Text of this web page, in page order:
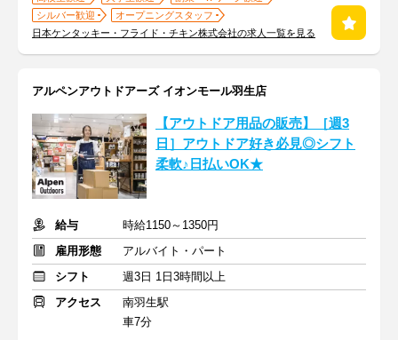
シルバー歓迎
オープニングスタッフ
日本ケンタッキー・フライド・チキン株式会社の求人一覧を見る
アルペンアウトドアーズ イオンモール羽生店
【アウトドア用品の販売】［週3
日］アウトドア好き必見◎シフト
柔軟♪日払いOK★
給与
時給1150～1350円
雇用形態
アルバイト・パート
シフト
週3日 1日3時間以上
アクセス
南羽生駅
車7分